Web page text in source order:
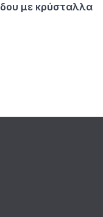
με κρύσταλλα